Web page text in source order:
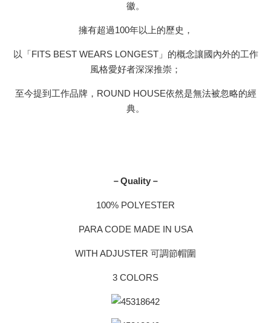
徽。
擁有超過100年以上的歷史，
以「FITS BEST WEARS LONGEST」的概念讓國內外的工作
風格愛好者深深推崇；
至今提到工作品牌，ROUND HOUSE依然是無法被忽略的經
典。
－Quality－
100% POLYESTER
PARA CODE MADE IN USA
WITH ADJUSTER 可調節帽圍
3 COLORS